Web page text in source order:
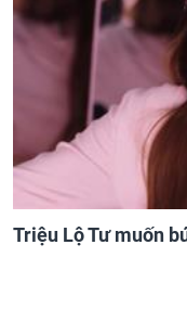
Triệu Lộ Tư muốn